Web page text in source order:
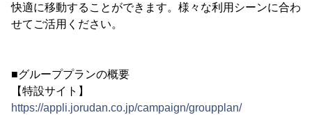
快適に移動することができます。様々な利用シーンに合わ
せてご活用ください。
■グループプランの概要
【特設サイト】
https://appli.jorudan.co.jp/campaign/groupplan/